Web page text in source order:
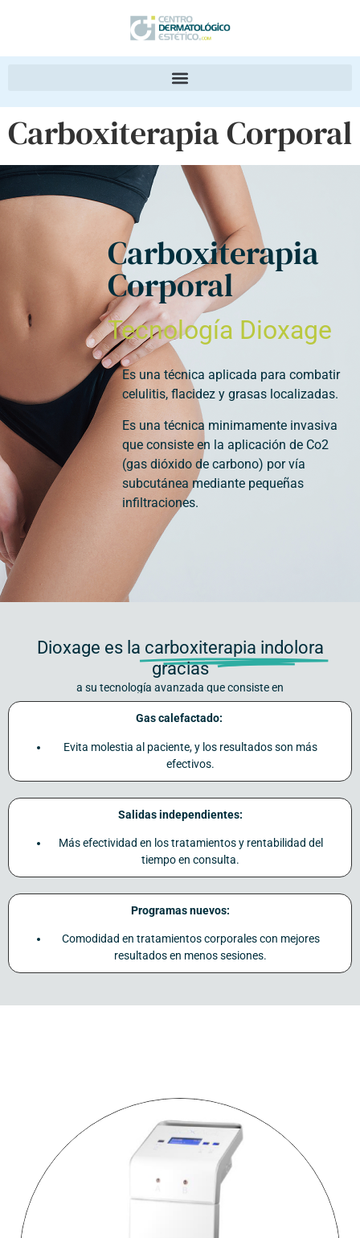
Carboxiterapia Corporal
Carboxiterapia
Corporal
Tecnología Dioxage
Es una técnica aplicada para combatir
celulitis, flacidez y grasas localizadas.
Es una técnica minimamente invasiva
que consiste en la aplicación de Co2
(gas dióxido de carbono) por vía
subcutánea mediante pequeñas
infiltraciones.
Dioxage es la carboxiterapia indolora
gracias
a su tecnología avanzada que consiste en
Gascalefactado:
Evita molestia al paciente, y los resultados son más
efectivos.
Salidas independientes:
Más efectividad en los tratamientos y rentabilidad del
tiempo en consulta.
Programas nuevos:
Comodidad en tratamientos corporales con mejores
resultados en menos sesiones.